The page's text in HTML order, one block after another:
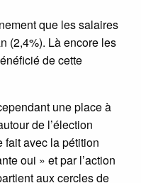
que les salaires
(2,4%). Là encore les
de cette
une place à
de l’élection
fait avec la pétition
oui » et par l’action
aux cercles de